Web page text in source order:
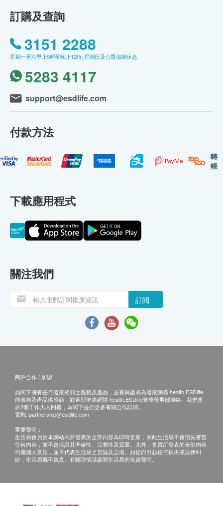
訂購及查詢
3151 2288
星期一至六早上9時至晚上12時; 星期日及公眾假期休息
5283 4117
support@esdlife.com
付款方法
轉
帳
下載應用程式
關注我們
訂閱
商戶合作 / 加盟
如閣下擁有任何健康相關之服務及產品，並有興趣成為健康網購 health.ESDlife
的服務及產品供應商，歡迎與健康網購 health.ESDlife業務發展部聯絡。我們會
於2個工作天內回覆，為閣下提供更多有關合作詳情。
電郵: partnership@esdlife.com
重要聲明：
生活易會員於本網站內所發表的全部內容為即時更新，因此生活易不會預先審查
任何內容，並不會保證其準確性、完整性及質量。此外，會員所發表的全部內容
均屬個人意見，並不代表生活易之言論及立場。如從而引起任何損失或法律糾
紛，生活易概不負責。有關詳情請參閱生活易的免責聲明。